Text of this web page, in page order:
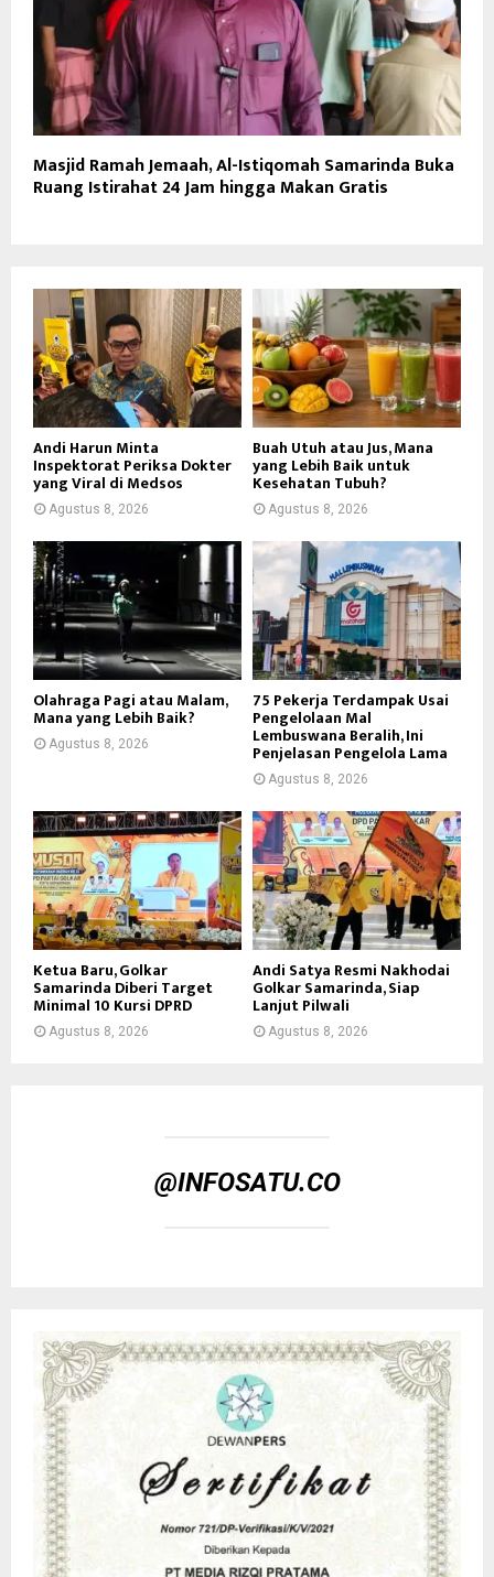
Masjid Ramah Jemaah, Al-Istiqomah Samarinda Buka
Ruang Istirahat 24 Jam hingga Makan Gratis
Andi Harun Minta
Inspektorat Periksa Dokter
yang Viral di Medsos
Agustus 8, 2026
Buah Utuh atau Jus, Mana
yang Lebih Baik untuk
Kesehatan Tubuh?
Agustus 8, 2026
Olahraga Pagi atau Malam,
Mana yang Lebih Baik?
Agustus 8, 2026
75 Pekerja Terdampak Usai
Pengelolaan Mal
Lembuswana Beralih, Ini
Penjelasan Pengelola Lama
Agustus 8, 2026
Ketua Baru, Golkar
Samarinda Diberi Target
Minimal 10 Kursi DPRD
Agustus 8, 2026
Andi Satya Resmi Nakhodai
Golkar Samarinda, Siap
Lanjut Pilwali
Agustus 8, 2026
@INFOSATU.CO